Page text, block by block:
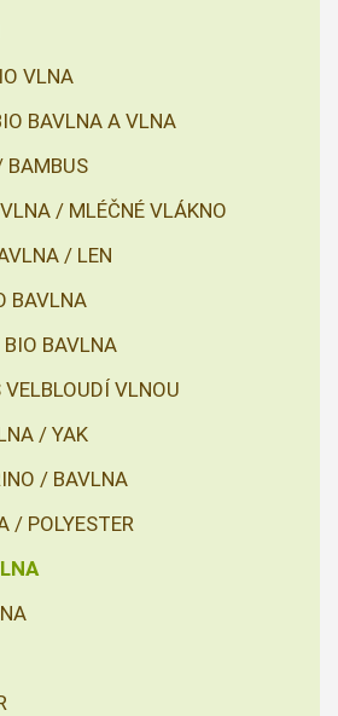
VLNA
BAVLNA A VLNA
BAMBUS
/ MLÉČNÉ VLÁKNO
/ LEN
BAVLNA
BIO BAVLNA
VLNOU
/ YAK
/ BAVLNA
/ POLYESTER